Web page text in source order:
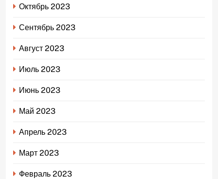
Октябрь 2023
Сентябрь 2023
Август 2023
Июль 2023
Июнь 2023
Май 2023
Апрель 2023
Март 2023
Февраль 2023